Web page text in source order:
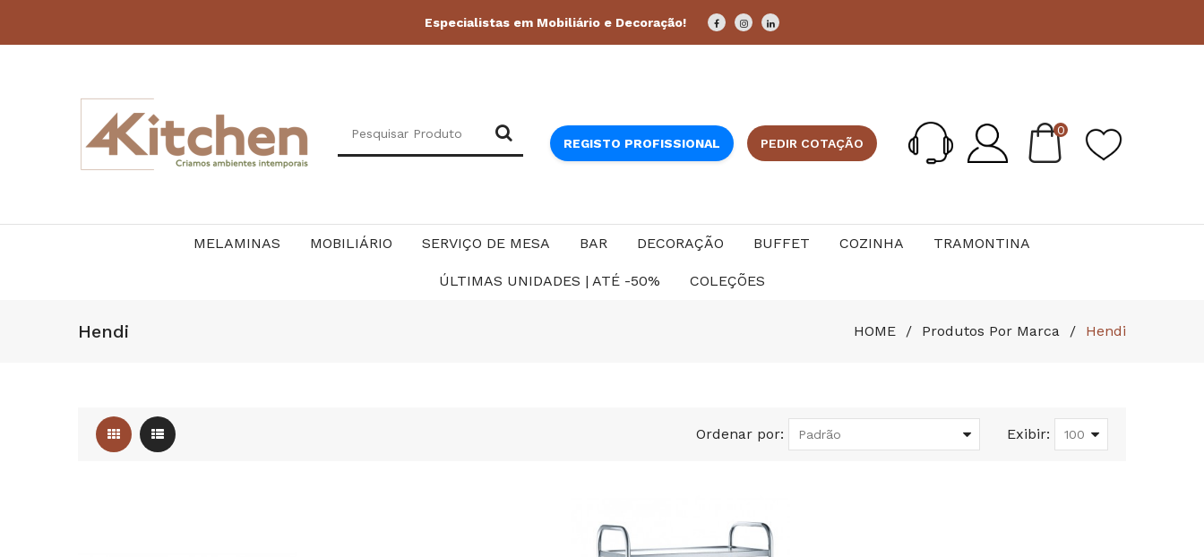
Especialistas em Mobiliário e Decoração!
REGISTO PROFISSIONAL PEDIR COTAÇÃO
0
MELAMINAS MOBILIÁRIO SERVIÇO DE MESA BAR DECORAÇÃO BUFFET COZINHA TRAMONTINA
ÚLTIMAS UNIDADES | ATÉ -50% COLEÇÕES
Hendi HOME Produtos Por Marca Hendi
Ordenar por: Exibir: